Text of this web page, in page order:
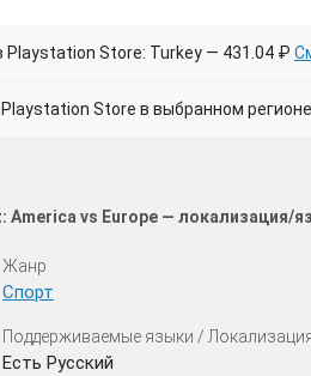
Playstation Store: Turkey — 431.04 ₽
Store в выбранном
America vs Europe —
Жанр
Спорт
Поддерживаемые языки /
Есть Русский